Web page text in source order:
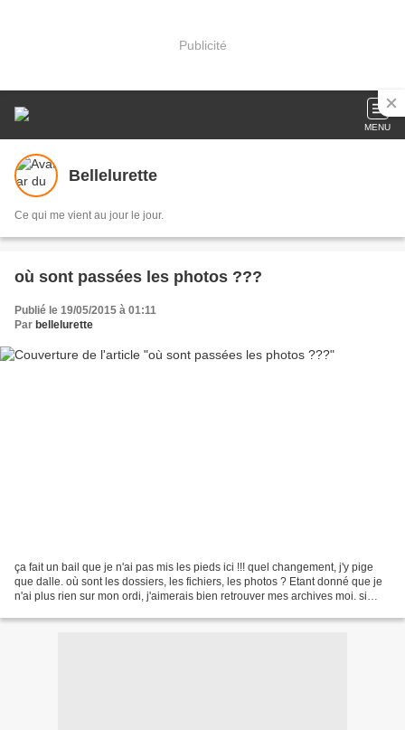
Publicité
MENU
Bellelurette
Ce qui me vient au jour le jour.
où sont passées les photos ???
Publié le 19/05/2015 à 01:11
Par bellelurette
ça fait un bail que je n'ai pas mis les pieds ici !!! quel changement, j'y pige
que dalle. où sont les dossiers, les fichiers, les photos ? Etant donné que je
n'ai plus rien sur mon ordi, j'aimerais bien retrouver mes archives moi. si